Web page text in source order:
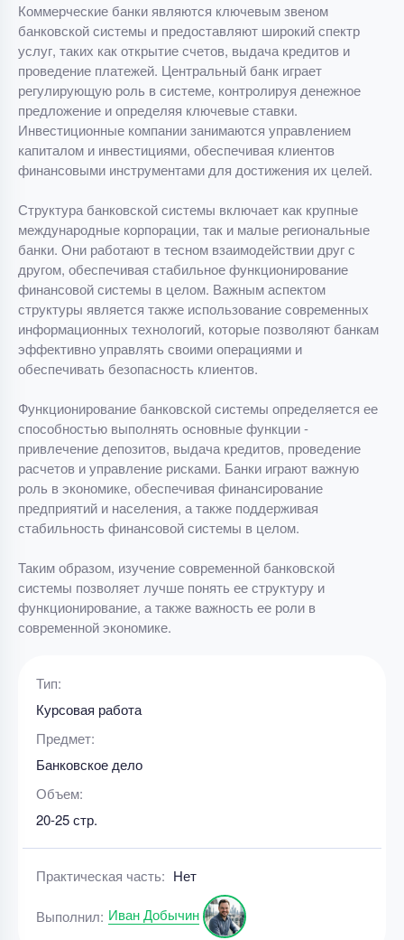
Коммерческие банки являются ключевым звеном
банковской системы и предоставляют широкий спектр
услуг, таких как открытие счетов, выдача кредитов и
проведение платежей. Центральный банк играет
регулирующую роль в системе, контролируя денежное
предложение и определяя ключевые ставки.
Инвестиционные компании занимаются управлением
капиталом и инвестициями, обеспечивая клиентов
финансовыми инструментами для достижения их целей.
Структура банковской системы включает как крупные
международные корпорации, так и малые региональные
банки. Они работают в тесном взаимодействии друг с
другом, обеспечивая стабильное функционирование
финансовой системы в целом. Важным аспектом
структуры является также использование современных
информационных технологий, которые позволяют банкам
эффективно управлять своими операциями и
обеспечивать безопасность клиентов.
Функционирование банковской системы определяется ее
способностью выполнять основные функции -
привлечение депозитов, выдача кредитов, проведение
расчетов и управление рисками. Банки играют важную
роль в экономике, обеспечивая финансирование
предприятий и населения, а также поддерживая
стабильность финансовой системы в целом.
Таким образом, изучение современной банковской
системы позволяет лучше понять ее структуру и
функционирование, а также важность ее роли в
современной экономике.
Тип:
Курсовая работа
Предмет:
Банковское дело
Объем:
20-25 стр.
Практическая часть: Нет
Выполнил: Иван Добычин